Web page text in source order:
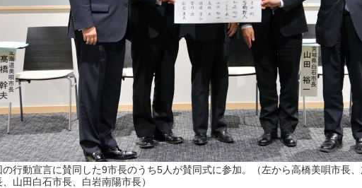
の行動宣言に賛同した9市長のうち5人が賛同式に参加。（左から高橋美唄市長
、山田白石市長、白岩南陽市長）